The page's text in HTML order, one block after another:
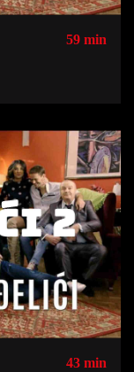
59 min
43 min